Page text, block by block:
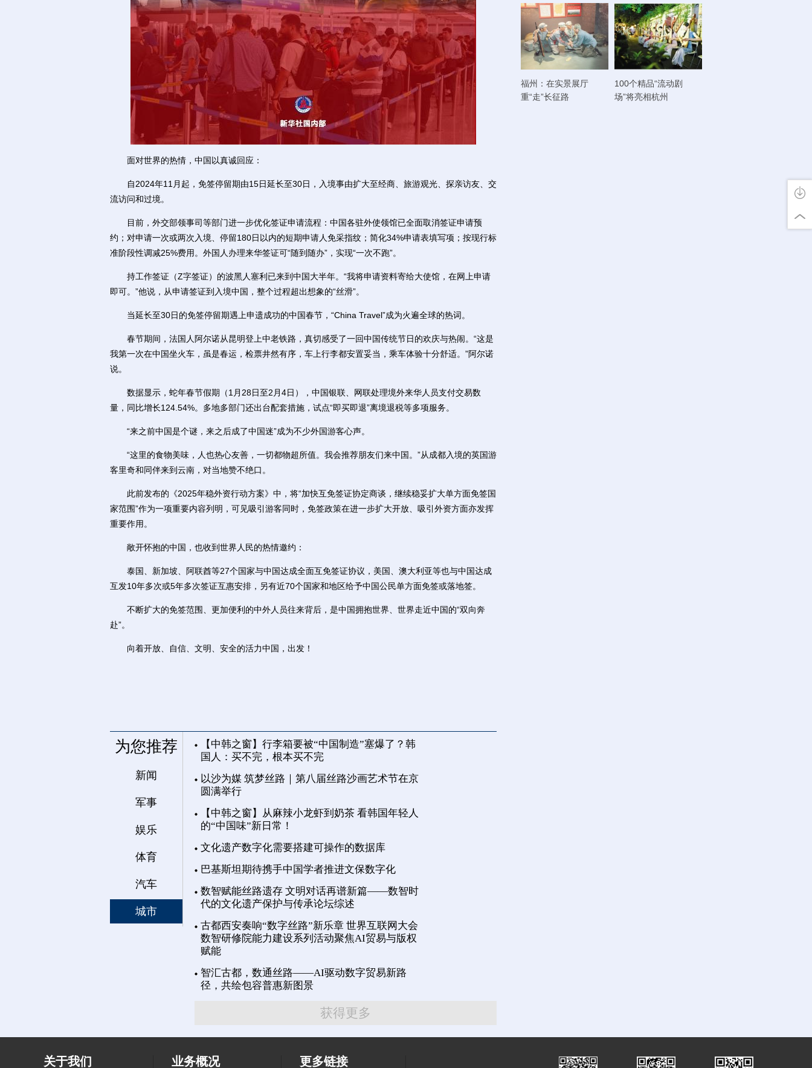
面对世界的热情，中国以真诚回应：
自2024年11月起，免签停留期由15日延长至30日，入境事由扩大至经商、旅游观光、探亲访友、交
流访问和过境。
目前，外交部领事司等部门进一步优化签证申请流程：中国各驻外使领馆已全面取消签证申请预
约；对申请一次或两次入境、停留180日以内的短期申请人免采指纹；简化34%申请表填写项；按现行标
准阶段性调减25%费用。外国人办理来华签证可“随到随办”，实现“一次不跑”。
持工作签证（Z字签证）的波黑人塞利已来到中国大半年。“我将申请资料寄给大使馆，在网上申请
即可。”他说，从申请签证到入境中国，整个过程超出想象的“丝滑”。
当延长至30日的免签停留期遇上申遗成功的中国春节，“China Travel”成为火遍全球的热词。
春节期间，法国人阿尔诺从昆明登上中老铁路，真切感受了一回中国传统节日的欢庆与热闹。“这是
我第一次在中国坐火车，虽是春运，检票井然有序，车上行李都安置妥当，乘车体验十分舒适。”阿尔诺
说。
数据显示，蛇年春节假期（1月28日至2月4日），中国银联、网联处理境外来华人员支付交易数
量，同比增长124.54%。多地多部门还出台配套措施，试点“即买即退”离境退税等多项服务。
“来之前中国是个谜，来之后成了中国迷”成为不少外国游客心声。
“这里的食物美味，人也热心友善，一切都物超所值。我会推荐朋友们来中国。”从成都入境的英国游
客里奇和同伴来到云南，对当地赞不绝口。
此前发布的《2025年稳外资行动方案》中，将“加快互免签证协定商谈，继续稳妥扩大单方面免签国
家范围”作为一项重要内容列明，可见吸引游客同时，免签政策在进一步扩大开放、吸引外资方面亦发挥
重要作用。
敞开怀抱的中国，也收到世界人民的热情邀约：
泰国、新加坡、阿联酋等27个国家与中国达成全面互免签证协议，美国、澳大利亚等也与中国达成
互发10年多次或5年多次签证互惠安排，另有近70个国家和地区给予中国公民单方面免签或落地签。
不断扩大的免签范围、更加便利的中外人员往来背后，是中国拥抱世界、世界走近中国的“双向奔
赴”。
向着开放、自信、文明、安全的活力中国，出发！
为您推荐
新闻
军事
娱乐
体育
汽车
城市
【中韩之窗】行李箱要被“中国制造”塞爆了？韩
国人：买不完，根本买不完
以沙为媒 筑梦丝路｜第八届丝路沙画艺术节在京
圆满举行
【中韩之窗】从麻辣小龙虾到奶茶 看韩国年轻人
的“中国味”新日常！
文化遗产数字化需要搭建可操作的数据库
巴基斯坦期待携手中国学者推进文保数字化
数智赋能丝路遗存 文明对话再谱新篇——数智时
代的文化遗产保护与传承论坛综述
古都西安奏响“数字丝路”新乐章 世界互联网大会
数智研修院能力建设系列活动聚焦AI贸易与版权
赋能
智汇古都，数通丝路——AI驱动数字贸易新路
径，共绘包容普惠新图景
获得更多
福州：在实景展厅
重“走”长征路
100个精品“流动剧
场”将亮相杭州
关于我们 业务概况 更多链接